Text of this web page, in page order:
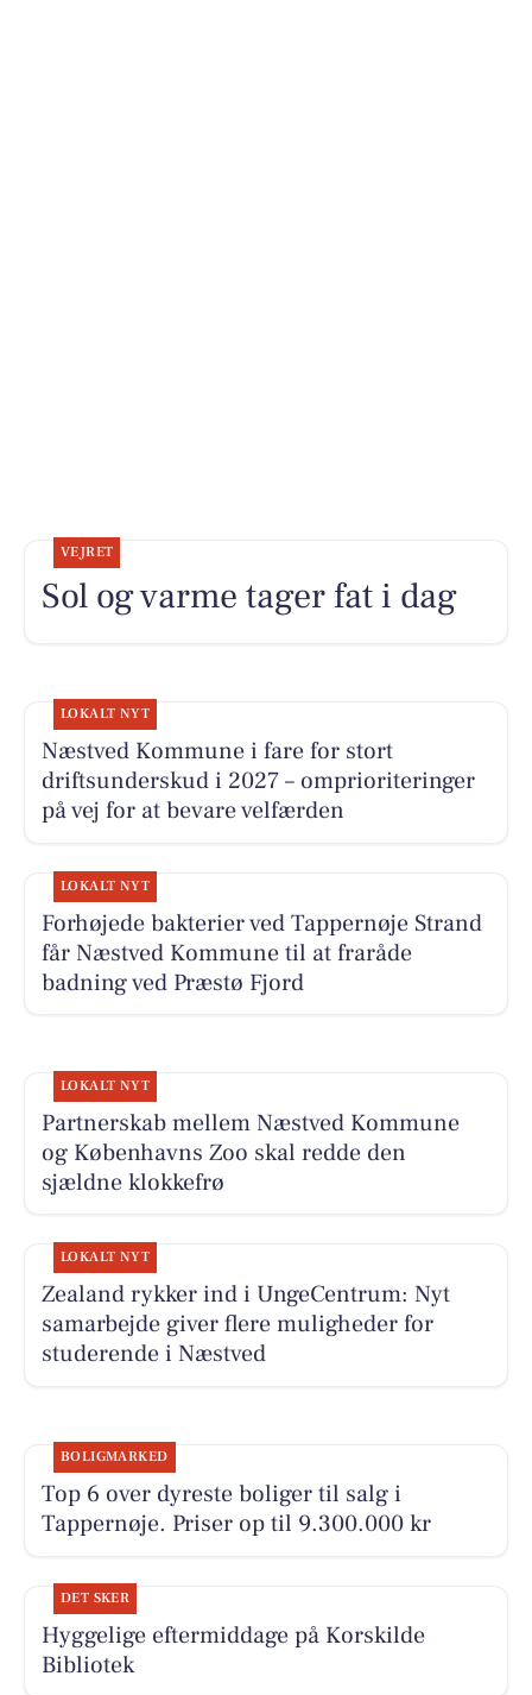
VEJRET
Sol og varme tager fat i dag
LOKALT NYT
Næstved Kommune i fare for stort
driftsunderskud i 2027 – omprioriteringer
på vej for at bevare velfærden
LOKALT NYT
Forhøjede bakterier ved Tappernøje Strand
får Næstved Kommune til at fraråde
badning ved Præstø Fjord
LOKALT NYT
Partnerskab mellem Næstved Kommune
og Københavns Zoo skal redde den
sjældne klokkefrø
LOKALT NYT
Zealand rykker ind i UngeCentrum: Nyt
samarbejde giver flere muligheder for
studerende i Næstved
BOLIGMARKED
Top 6 over dyreste boliger til salg i
Tappernøje. Priser op til 9.300.000 kr
DET SKER
Hyggelige eftermiddage på Korskilde
Bibliotek